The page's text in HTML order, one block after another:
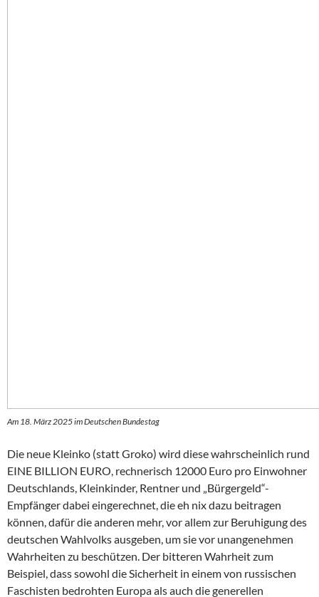
Am 18. März 2025 im Deutschen Bundestag
Die neue Kleinko (statt Groko) wird diese wahrscheinlich rund
EINE BILLION EURO, rechnerisch 12000 Euro pro Einwohner
Deutschlands, Kleinkinder, Rentner und „Bürgergeld“-
Empfänger dabei eingerechnet, die eh nix dazu beitragen
können, dafür die anderen mehr, vor allem zur Beruhigung des
deutschen Wahlvolks ausgeben, um sie vor unangenehmen
Wahrheiten zu beschützen. Der bitteren Wahrheit zum
Beispiel, dass sowohl die Sicherheit in einem von russischen
Faschisten bedrohten Europa als auch die generellen